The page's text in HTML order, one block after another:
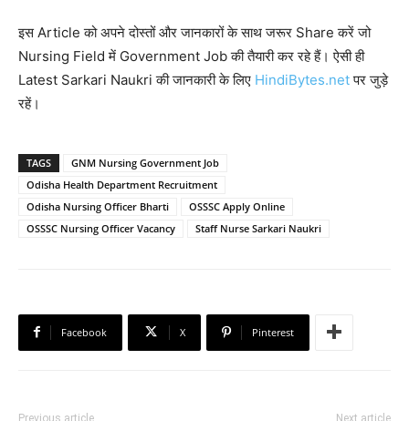
इस Article को अपने दोस्तों और जानकारों के साथ जरूर Share करें जो
Nursing Field में Government Job की तैयारी कर रहे हैं। ऐसी ही
Latest Sarkari Naukri की जानकारी के लिए HindiBytes.netपर जुड़े
रहें।
TAGS
GNM Nursing Government Job
Odisha Health Department Recruitment
Odisha Nursing Officer Bharti
OSSSC Apply Online
OSSSC Nursing Officer Vacancy
Staff Nurse Sarkari Naukri
Facebook X Pinterest
Previous article Next article